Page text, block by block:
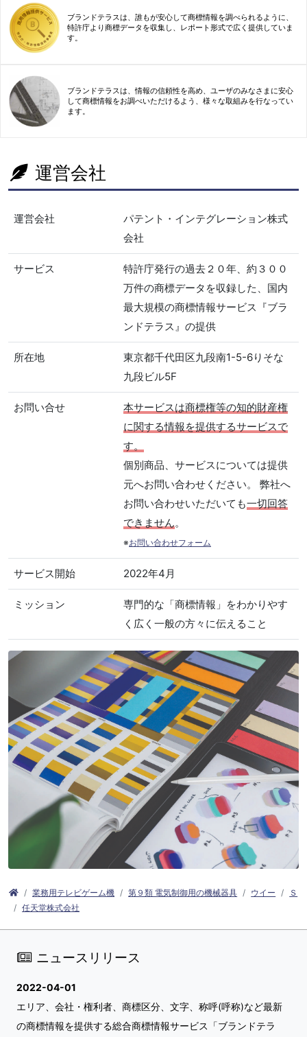
ブランドテラスは、誰もが安心して商標情報を調べられるように、
特許庁より商標データを収集し、レポート形式で広く提供していま
す。
ブランドテラスは、情報の信頼性を高め、ユーザのみなさまに安心
して商標情報をお調べいただけるよう、様々な取組みを行なってい
ます。
運営会社
運営会社
パテント・インテグレーション株式
会社
サービス
特許庁発行の過去２０年、約３００
万件の商標データを収録した、国内
最大規模の商標情報サービス『ブラ
ンドテラス』の提供
所在地
東京都千代田区九段南1-5-6りそな
九段ビル5F
お問い合せ
本サービスは商標権等の知的財産権
に関する情報を提供するサービスで
す。
個別商品、サービスについては提供
元へお問い合わせください。 弊社へ
お問い合わせいただいても一切回答
できません。
※お問い合わせフォーム
サービス開始 2022年4月
ミッション
専門的な「商標情報」をわかりやす
く広く一般の方々に伝えること
業務用テレビゲーム機 第９類 電気制御用の機械器具 ウイー
Ｓ
任天堂株式会社
ニュースリリース
2022-04-01
エリア、会社・権利者、商標区分、文字、称呼(呼称)など最新
の商標情報を提供する総合商標情報サービス「ブランドテラ